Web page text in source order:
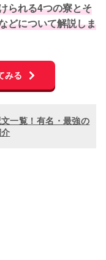
られる4つの寮とそ
どについて解説しま
みる
一覧！有名・最強の